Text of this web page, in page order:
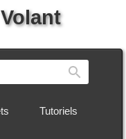
Tutoriels